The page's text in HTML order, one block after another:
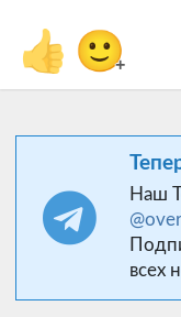
👍 🙂
+
Наш
всех